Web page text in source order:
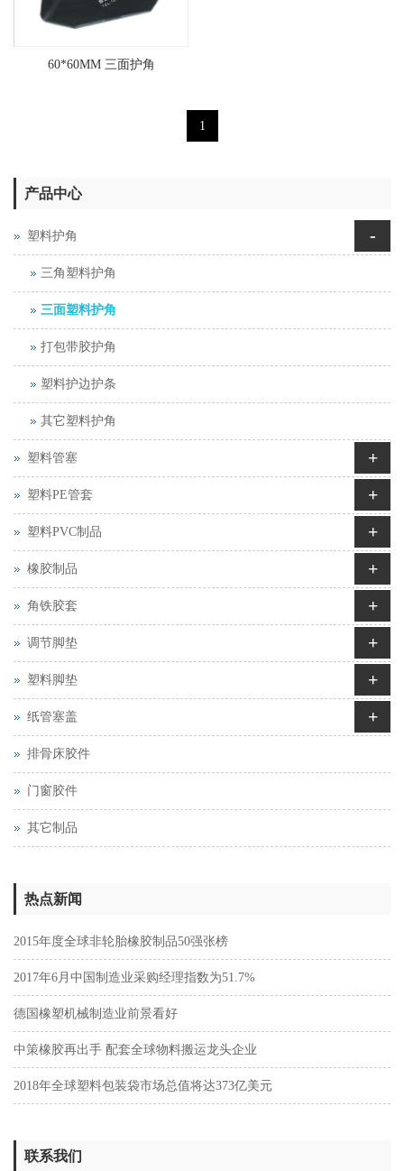
60*60MM 三面护角
1
产品中心
塑料护角 -
三角塑料护角
三面塑料护角
打包带胶护角
塑料护边护条
其它塑料护角
塑料管塞 +
塑料PE管套 +
塑料PVC制品 +
橡胶制品 +
角铁胶套 +
调节脚垫 +
塑料脚垫 +
纸管塞盖 +
排骨床胶件
门窗胶件
其它制品
热点新闻
2015年度全球非轮胎橡胶制品50强张榜
2017年6月中国制造业采购经理指数为51.7%
德国橡塑机械制造业前景看好
中策橡胶再出手 配套全球物料搬运龙头企业
2018年全球塑料包装袋市场总值将达373亿美元
联系我们